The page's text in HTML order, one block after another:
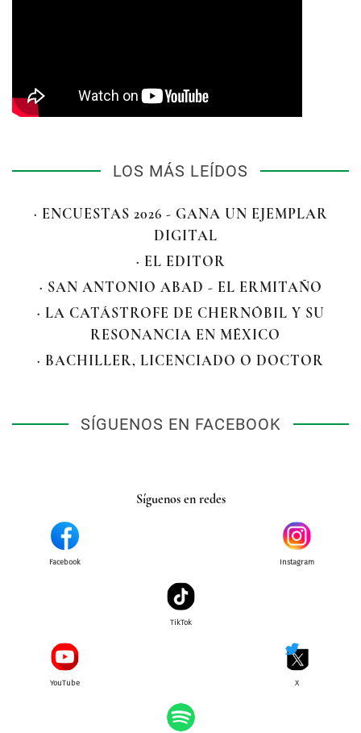
LOS MÁS LEÍDOS
· ENCUESTAS 2026 - GANA UN EJEMPLAR
DIGITAL
· EL EDITOR
· SAN ANTONIO ABAD - EL ERMITAÑO
· LA CATÁSTROFE DE CHERNÓBIL Y SU
RESONANCIA EN MÉXICO
· BACHILLER, LICENCIADO O DOCTOR
SÍGUENOS EN FACEBOOK
Síguenos en redes
Facebook Instagram
TikTok
YouTube X